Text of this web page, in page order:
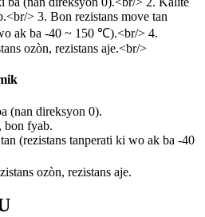
(nan direksyon 0).
bon fyab.
(rezistans tanperati ki wo ak ba -40
ozòn, rezistans aje.